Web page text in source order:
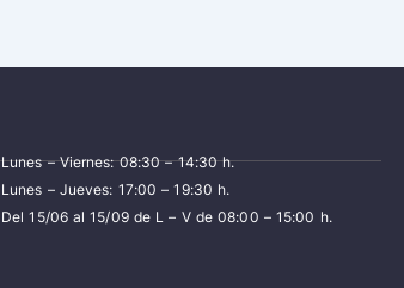
Lunes – Viernes: 08:30 – 14:30 h.
Lunes – Jueves: 17:00 – 19:30 h.
Del 15/06 al 15/09 de L – V de 08:00 – 15:00 h.